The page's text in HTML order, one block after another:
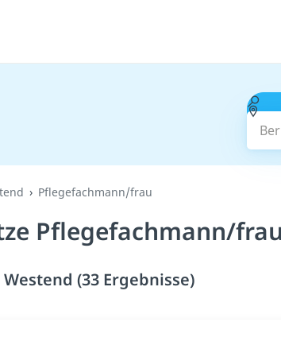
Pflegefachmann/frau
Pflegefachmann/
(33 Ergebnisse)